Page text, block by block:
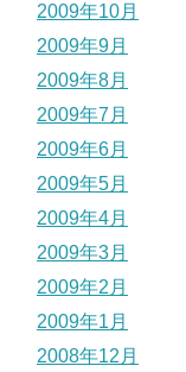
2009年10月
2009年9月
2009年8月
2009年7月
2009年6月
2009年5月
2009年4月
2009年3月
2009年2月
2009年1月
2008年12月